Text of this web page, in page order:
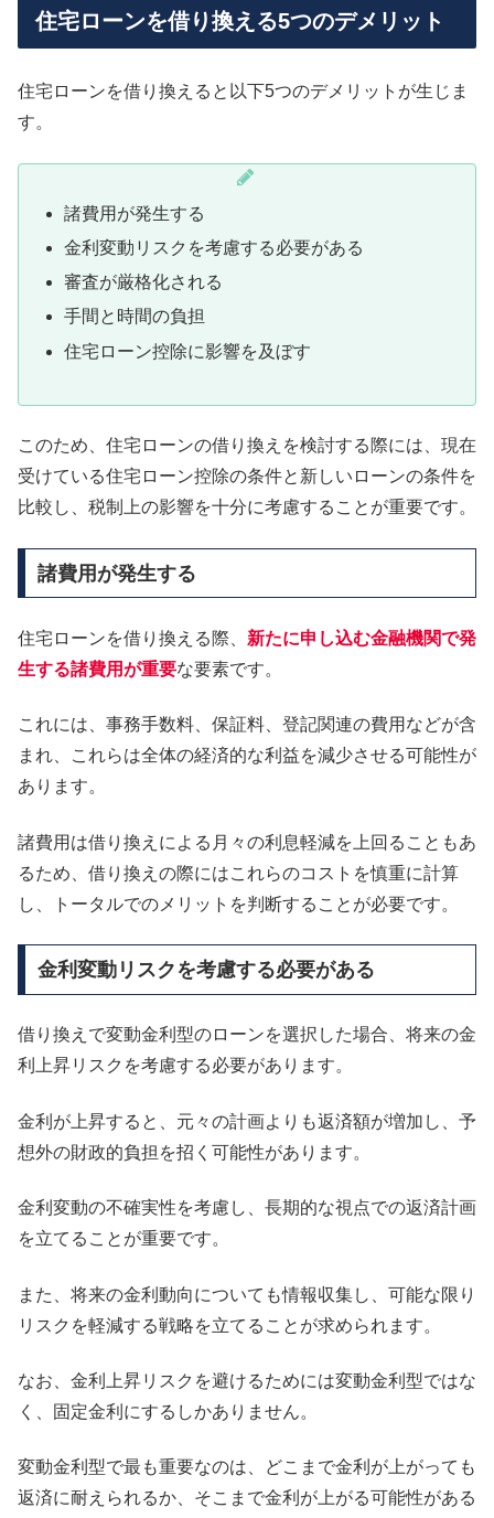
住宅ローンを借り換える5つのデメリット
住宅ローンを借り換えると以下5つのデメリットが生じま
す。
諸費用が発生する
金利変動リスクを考慮する必要がある
審査が厳格化される
手間と時間の負担
住宅ローン控除に影響を及ぼす
このため、住宅ローンの借り換えを検討する際には、現在
受けている住宅ローン控除の条件と新しいローンの条件を
比較し、税制上の影響を十分に考慮することが重要です。
諸費用が発生する
住宅ローンを借り換える際、 新たに申し込む金融機関で発
生する諸費用が重要な要素です。
これには、事務手数料、保証料、登記関連の費用などが含
まれ、これらは全体の経済的な利益を減少させる可能性が
あります。
諸費用は借り換えによる月々の利息軽減を上回ることもあ
るため、借り換えの際にはこれらのコストを慎重に計算
し、トータルでのメリットを判断することが必要です。
金利変動リスクを考慮する必要がある
借り換えで変動金利型のローンを選択した場合、将来の金
利上昇リスクを考慮する必要があります。
金利が上昇すると、元々の計画よりも返済額が増加し、予
想外の財政的負担を招く可能性があります。
金利変動の不確実性を考慮し、長期的な視点での返済計画
を立てることが重要です。
また、将来の金利動向についても情報収集し、可能な限り
リスクを軽減する戦略を立てることが求められます。
なお、金利上昇リスクを避けるためには変動金利型ではな
く、固定金利にするしかありません。
変動金利型で最も重要なのは、どこまで金利が上がっても
返済に耐えられるか、そこまで金利が上がる可能性がある